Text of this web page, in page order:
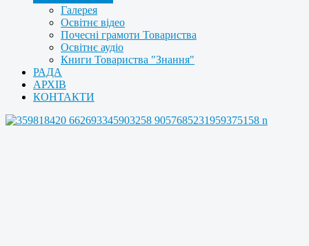
Галерея
Освітнє відео
Почесні грамоти Товариства
Освітнє аудіо
Книги Товариства "Знання"
РАДА
АРХІВ
КОНТАКТИ